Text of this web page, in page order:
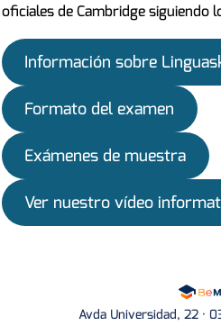
oficiales de Cambridge siguiendo
Información sobre
Formato del examen
Exámenes de muestra
Ver nuestro vídeo
Avda Universidad, 22 ·